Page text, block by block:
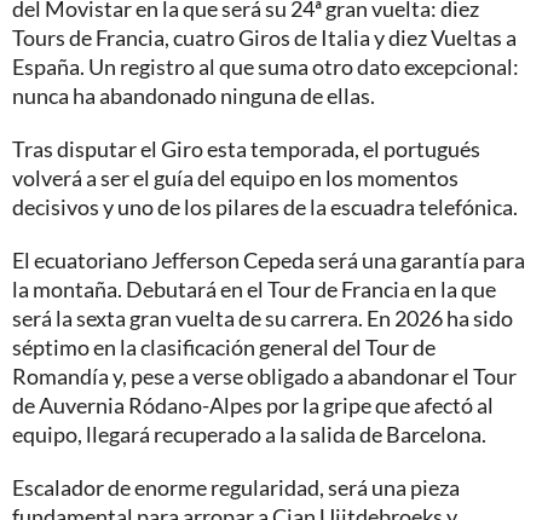
del Movistar en la que será su 24ª gran vuelta: diez
Tours de Francia, cuatro Giros de Italia y diez Vueltas a
España. Un registro al que suma otro dato excepcional:
nunca ha abandonado ninguna de ellas.
Tras disputar el Giro esta temporada, el portugués
volverá a ser el guía del equipo en los momentos
decisivos y uno de los pilares de la escuadra telefónica.
El ecuatoriano Jefferson Cepeda será una garantía para
la montaña. Debutará en el Tour de Francia en la que
será la sexta gran vuelta de su carrera. En 2026 ha sido
séptimo en la clasificación general del Tour de
Romandía y, pese a verse obligado a abandonar el Tour
de Auvernia Ródano-Alpes por la gripe que afectó al
equipo, llegará recuperado a la salida de Barcelona.
Escalador de enorme regularidad, será una pieza